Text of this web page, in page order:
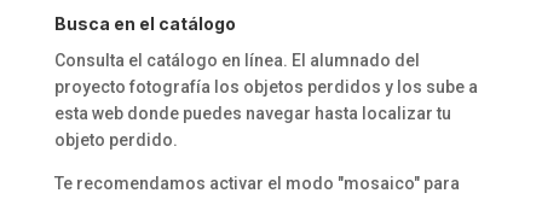
Busca en el catálogo
Consulta el catálogo en línea. El alumnado del
proyecto fotografía los objetos perdidos y los sube a
esta web donde puedes navegar hasta localizar tu
objeto perdido.
Te recomendamos activar el modo "mosaico" para